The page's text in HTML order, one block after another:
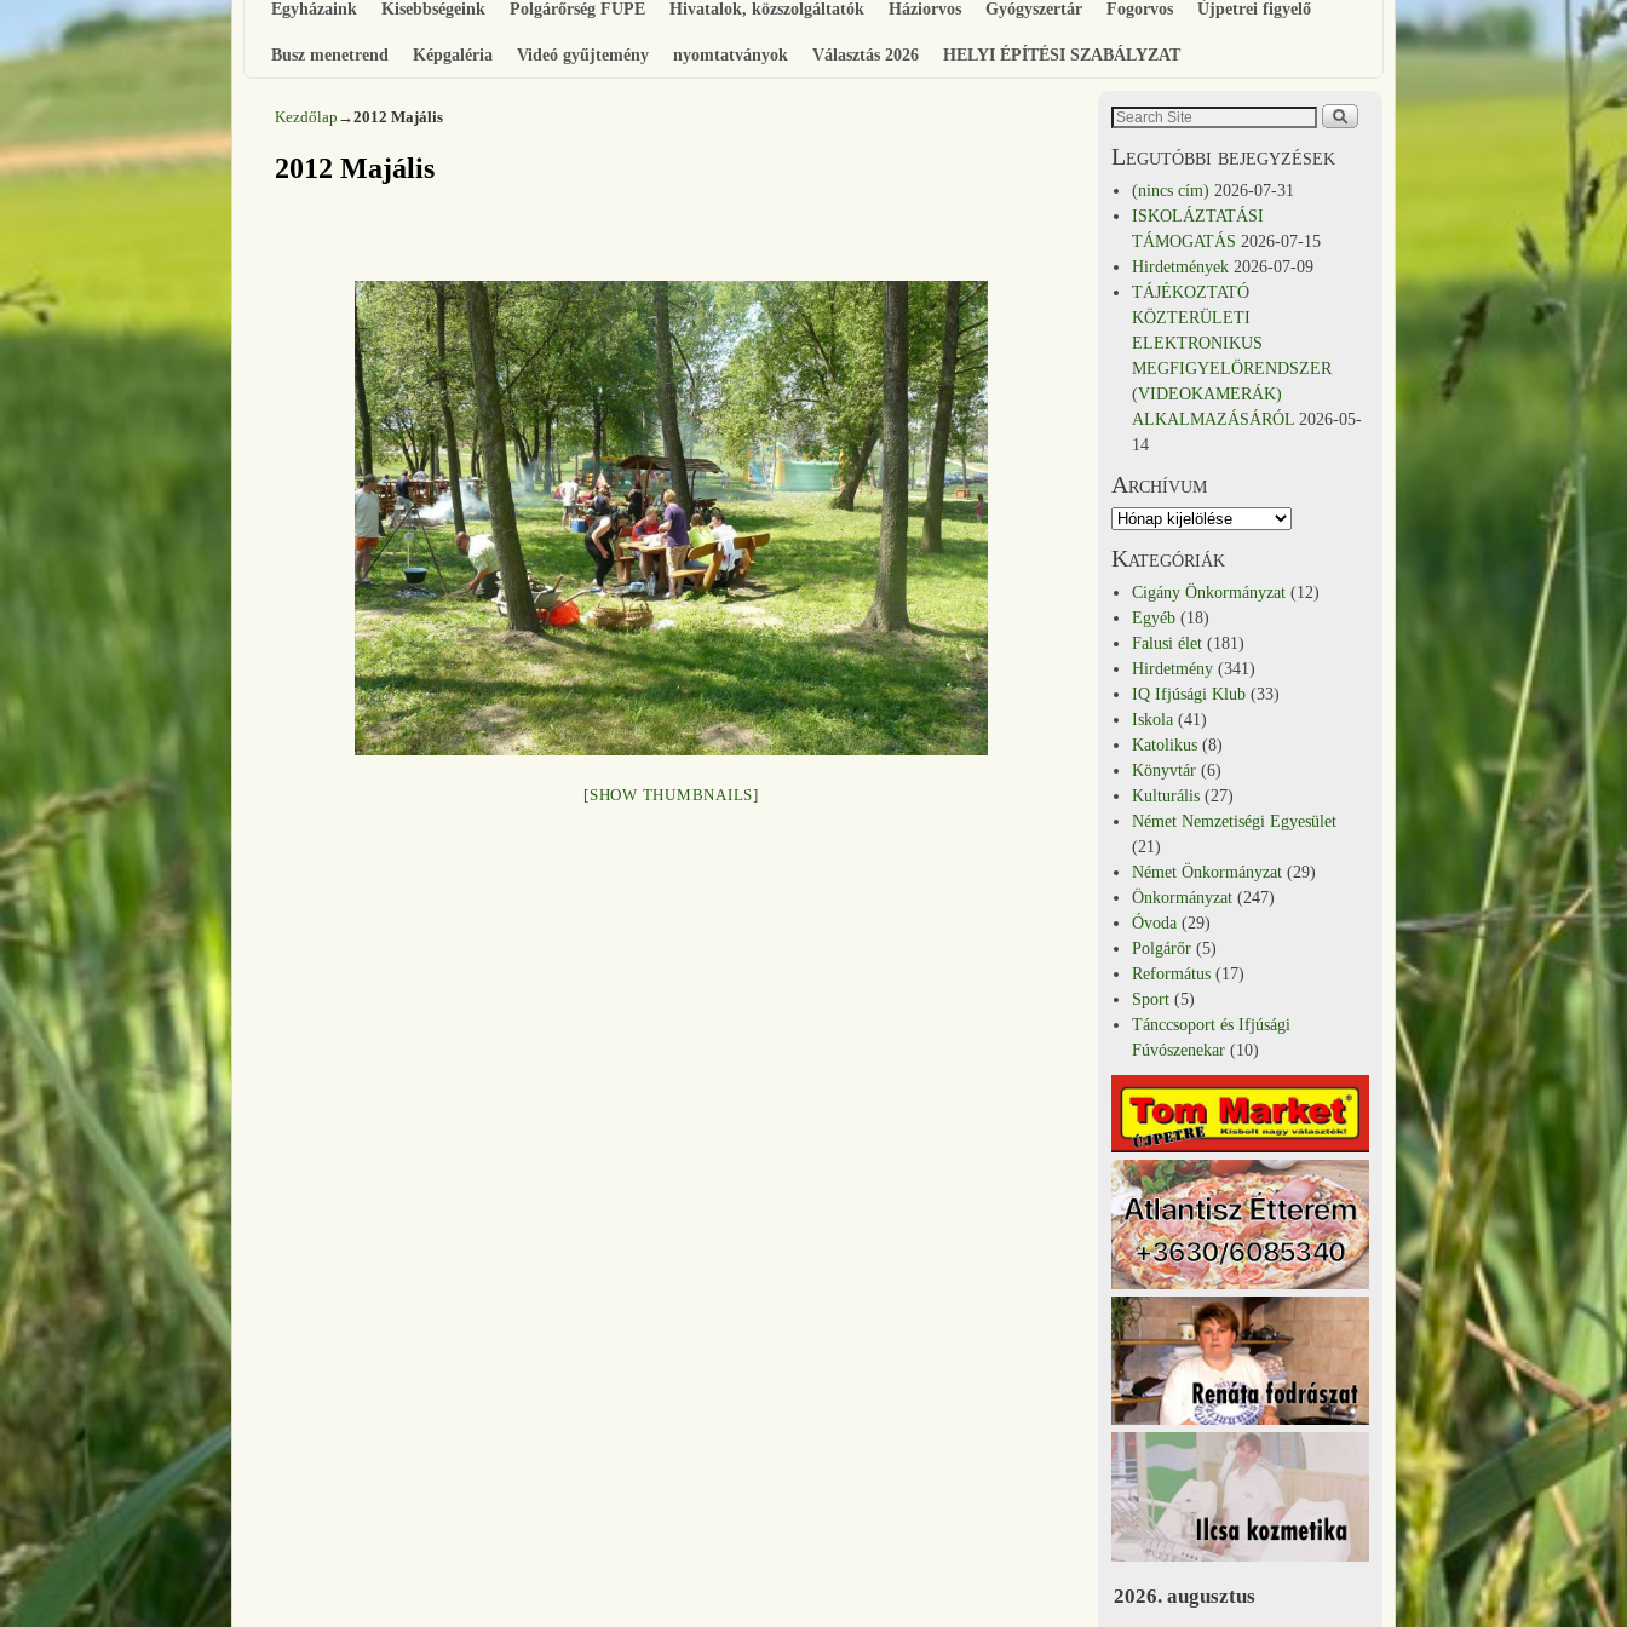
Egyházaink Kisebbségeink Polgárőrség FUPE Hivatalok, közszolgáltatók Háziorvos Gyógyszertár Fogorvos Újpetrei figyelő
Busz menetrend Képgaléria Videó gyűjtemény nyomtatványok Választás 2026 HELYI ÉPÍTÉSI SZABÁLYZAT
Kezdőlap →2012 Majális
2012 Majális
[SHOW THUMBNAILS]
Legutóbbi bejegyzések
(nincs cím) 2026-07-31
ISKOLÁZTATÁSI
TÁMOGATÁS 2026-07-15
Hirdetmények 2026-07-09
TÁJÉKOZTATÓ
KÖZTERÜLETI
ELEKTRONIKUS
MEGFIGYELÖRENDSZER
(VIDEOKAMERÁK)
ALKALMAZÁSÁRÓL 2026-05-
14
Archívum
Kategóriák
Cigány Önkormányzat (12)
Egyéb (18)
Falusi élet (181)
Hirdetmény (341)
IQ Ifjúsági Klub (33)
Iskola (41)
Katolikus (8)
Könyvtár (6)
Kulturális (27)
Német Nemzetiségi Egyesület
(21)
Német Önkormányzat (29)
Önkormányzat (247)
Óvoda (29)
Polgárőr (5)
Református (17)
Sport (5)
Tánccsoport és Ifjúsági
Fúvószenekar (10)
2026. augusztus